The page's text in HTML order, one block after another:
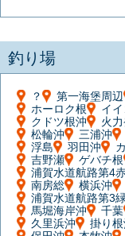
釣り場
？ 第一海堡周辺
ホーロク根
イ
クドツ根沖
火
松輪沖
三浦沖
浮島
羽田沖
吉野瀬
ゲバチ根
浦賀水道航路第4
南房総
横浜沖
浦賀水道航路第3
馬堀海岸沖
千葉
久里浜沖
掛り